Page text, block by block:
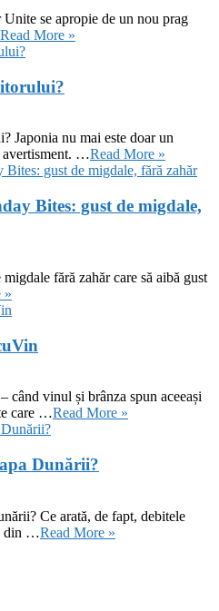
se apropie de un nou prag
Read More »
Japonia nu mai este doar un
avertisment. …Read More »
Bites: gust de migdale,
fără zahăr care să aibă gust
»
când vinul și brânza spun aceeași
care …Read More »
Dunării?
Ce arată, de fapt, debitele
din …Read More »